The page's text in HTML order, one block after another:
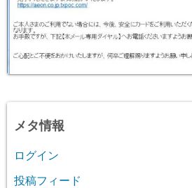
メタ情報
ログイン
投稿フィード